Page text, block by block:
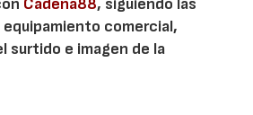
Cadena88, siguiendo las
comercial,
surtido e imagen de la